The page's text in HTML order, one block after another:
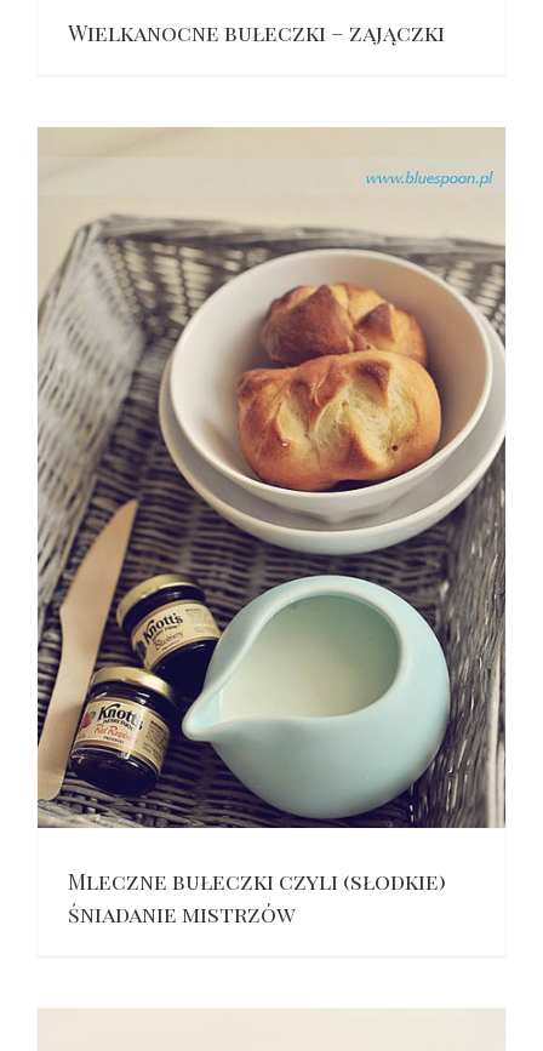
Wielkanocne bułeczki – zajączki
Mleczne bułeczki czyli (słodkie)
śniadanie mistrzów